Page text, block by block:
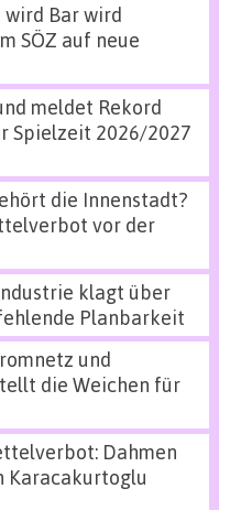
wird Bar wird
SÖZ auf neue
meldet Rekord
Spielzeit 2026/2027
die Innenstadt?
vor der
klagt über
Planbarkeit
und
die Weichen für
Dahmen
Karacakurtoglu